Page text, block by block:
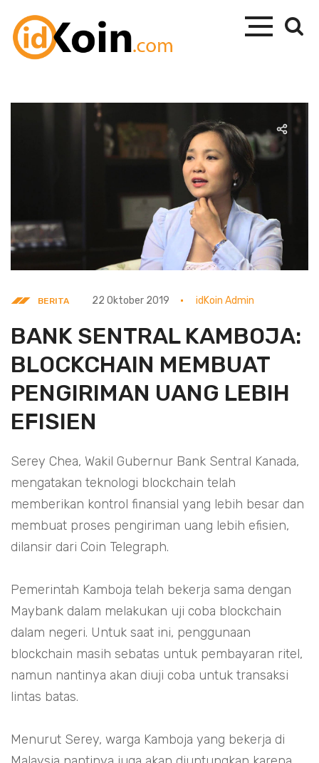
BERITA 22 Oktober 2019 idKoin Admin
BANK SENTRAL KAMBOJA:
BLOCKCHAIN MEMBUAT
PENGIRIMAN UANG LEBIH
EFISIEN
Serey Chea, Wakil Gubernur Bank Sentral Kanada,
mengatakan teknologi blockchain telah
memberikan kontrol finansial yang lebih besar dan
membuat proses pengiriman uang lebih efisien,
dilansir dari Coin Telegraph.
Pemerintah Kamboja telah bekerja sama dengan
Maybank dalam melakukan uji coba blockchain
dalam negeri. Untuk saat ini, penggunaan
blockchain masih sebatas untuk pembayaran ritel,
namun nantinya akan diuji coba untuk transaksi
lintas batas.
Menurut Serey, warga Kamboja yang bekerja di